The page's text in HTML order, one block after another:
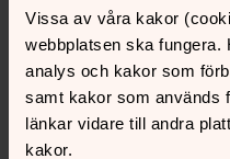
Vissa av våra kakor
webbplatsen ska
analys och kakor som
samt kakor som används
länkar vidare till andra
kakor.
Tionde söndagen
2026-08-09
Tionde söndagen efter
i "kyrkans vardagstid".